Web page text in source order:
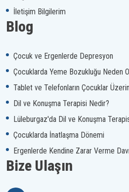
İletişim Bilgilerim
Blog
Çocuk ve Ergenlerde Depresyon
Çocuklarda Yeme Bozukluğu Neden
Tablet ve Telefonların Çocuklar
Dil ve Konuşma Terapisi Nedir?
Lüleburgaz'da Dil ve Konuşma
Çocuklarda İnatlaşma Dönemi
Ergenlerde Kendine Zarar Verme
Bize Ulaşın